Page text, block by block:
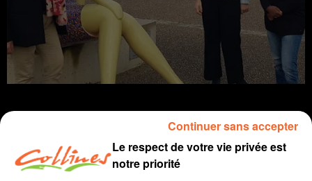
Infos
Le respect de votre vie privée est
notre priorité
Continuer sans accepter